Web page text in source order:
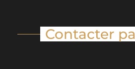
Contacter